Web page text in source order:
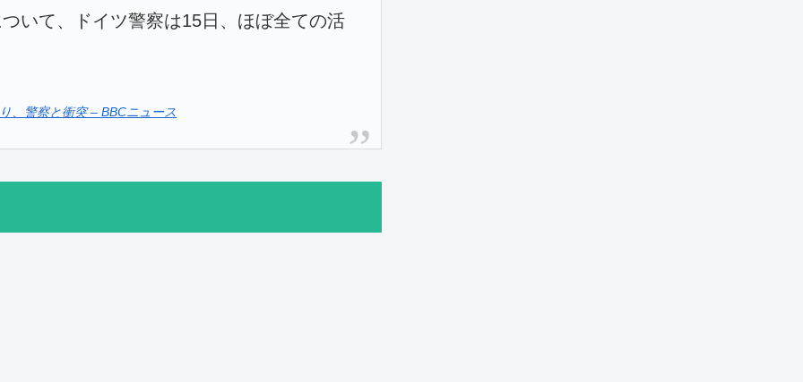
いて、ドイツ警察は15日、ほぼ全ての活
、警察と衝突 – BBCニュース